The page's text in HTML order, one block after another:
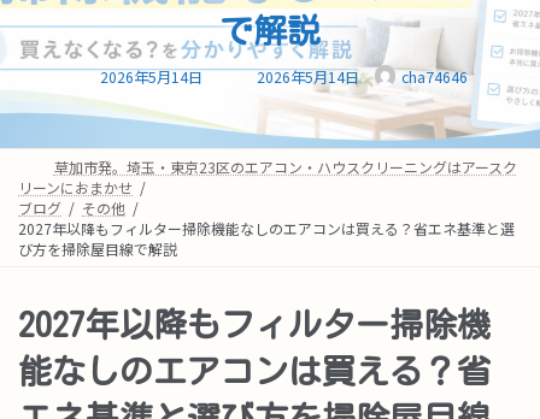
で解説
2026年5月14日 最
終
時
:
2026年5月14日 cha74646
草加市発。埼玉・東京23区のエアコン・ハウスクリーニングはアースク
リーンにおまかせ
ブログ
その他
2027年以降もフィルター掃除機能なしのエアコンは買える？省エネ基準と選
び方を掃除屋目線で解説
2027年以降もフィルター掃除機
能なしのエアコンは買える？省